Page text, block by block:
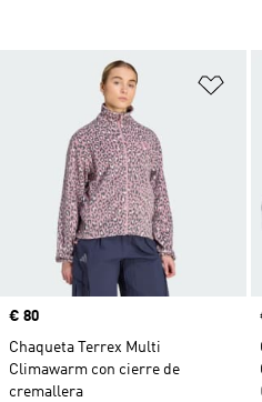
Precio
€ 80
Chaqueta Terrex Multi
Climawarm con cierre de
cremallera